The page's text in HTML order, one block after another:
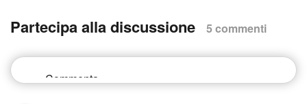
Partecipa alla discussione 5 commenti